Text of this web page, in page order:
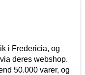
i Fredericia, og
deres webshop.
50.000 varer, og